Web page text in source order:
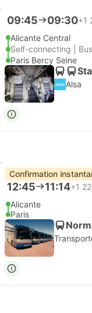
09:45 09:30+1
Alicante Central
Self-connecting |
Paris Bercy Seine
Alsa
Confirmation
12:45 11:14+1
Alicante
Paris